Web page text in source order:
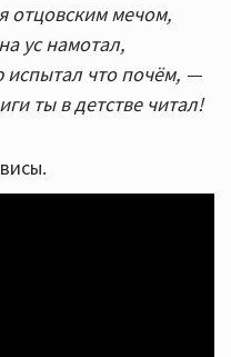
отцовским мечом,
ус намотал,
что почём, —
ты в детстве читал!